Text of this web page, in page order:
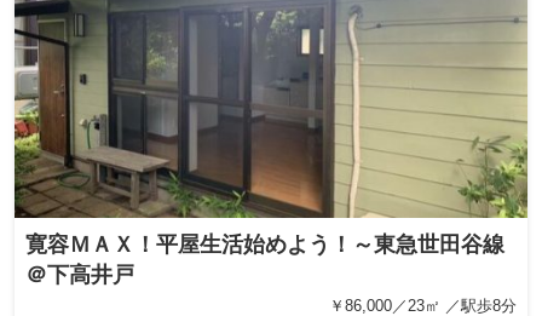
寛容ＭＡＸ！平屋生活始めよう！～東急世田谷線
＠下高井戸
￥86,000／23㎡ ／駅歩8分